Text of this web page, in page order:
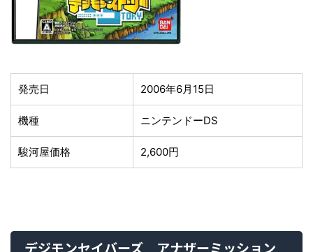
発売日 2006年6月15日
機種 ニンテンドーDS
駿河屋価格 2,600円
デジモンセイバーズ アナザーミッション